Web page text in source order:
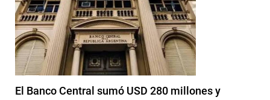
El Banco Central sumó USD 280 millones y